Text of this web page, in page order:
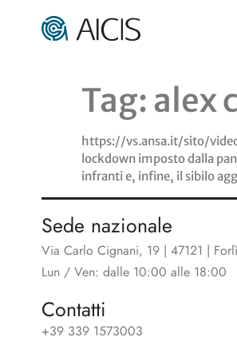
Tag: alex
https://vs.ansa.it/sito/
lockdown imposto dalla
infranti e, infine, il sibilo
Sede nazionale
Via Carlo Cignani, 19 | 47121 |
Lun / Ven: dalle 10:00 alle 18:00
Contatti
+39 339 1573003